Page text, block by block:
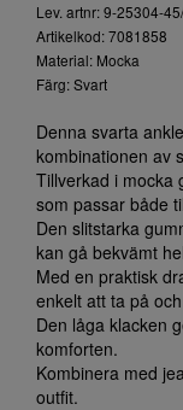
Lev. artnr: 9-25304-
Artikelkod: 7081858
Material: Mocka
Färg: Svart
Denna svarta
kombinationen av
Tillverkad i mocka
som passar både
Den slitstarka
kan gå bekvämt
Med en praktisk
enkelt att ta på
Den låga klacken
komforten.
Kombinera med
outfit.